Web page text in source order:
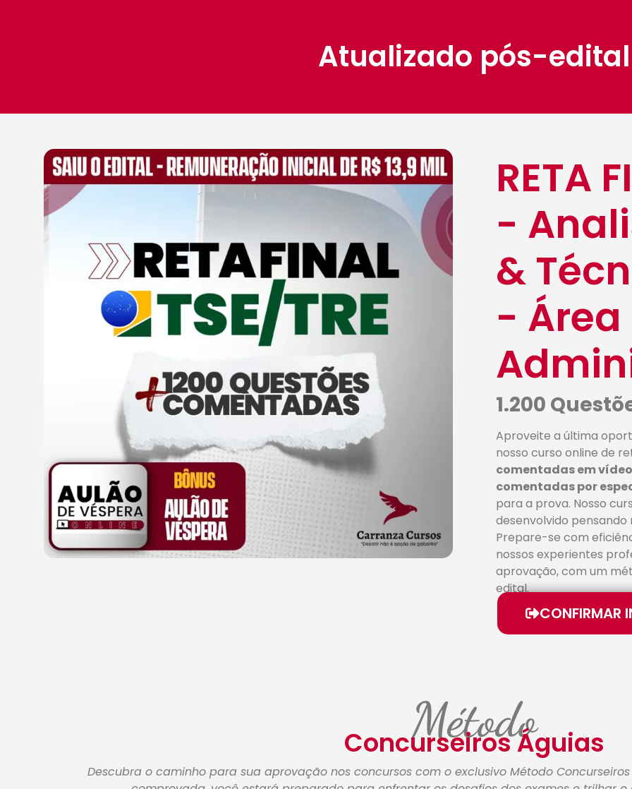
Atualizado pós-edital
RETA
-
&
- Área
1.200
Aproveite a última
nosso curso online de
comentadas em
comentadas por
para a prova. Nosso
desenvolvido pensando
Prepare-se com
nossos experientes
aprovação, com um
edital.
CONFIRMAR
Método
Concurseiros Águias
Descubra o caminho para sua aprovação nos concursos com o exclusivo Método